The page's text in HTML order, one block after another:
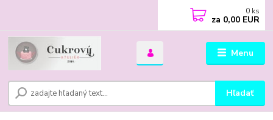
Menu
Hľadať
0 ks
za 0,00 EUR